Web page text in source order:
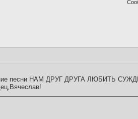
песни НАМ ДРУГ ДРУГА ЛЮБИТЬ